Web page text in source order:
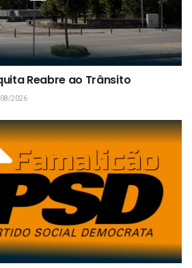
Reabre ao Trânsito
2026